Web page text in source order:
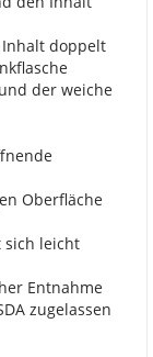
doppelt
der weiche
Oberfläche
sich leicht
Entnahme
zugelassen